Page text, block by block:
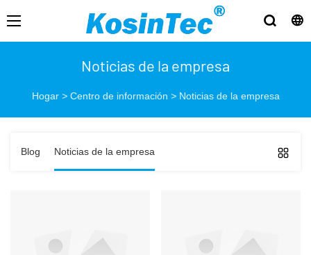
Noticias de la empresa
Hogar > Centro de información > Noticias de la empresa
Blog Noticias de la empresa